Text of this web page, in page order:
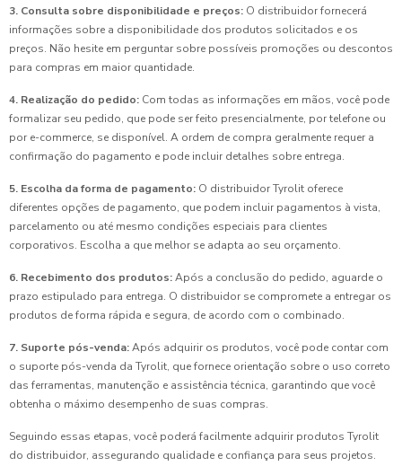
3. Consulta sobre disponibilidade e preços: O distribuidor fornecerá
informações sobre a disponibilidade dos produtos solicitados e os
preços. Não hesite em perguntar sobre possíveis promoções ou descontos
para compras em maior quantidade.
4. Realização do pedido: Com todas as informações em mãos, você pode
formalizar seu pedido, que pode ser feito presencialmente, por telefone ou
por e-commerce, se disponível. A ordem de compra geralmente requer a
confirmação do pagamento e pode incluir detalhes sobre entrega.
5. Escolha da forma de pagamento: O distribuidor Tyrolit oferece
diferentes opções de pagamento, que podem incluir pagamentos à vista,
parcelamento ou até mesmo condições especiais para clientes
corporativos. Escolha a que melhor se adapta ao seu orçamento.
6. Recebimento dos produtos:Após a conclusão do pedido, aguarde o
prazo estipulado para entrega. O distribuidor se compromete a entregar os
produtos de forma rápida e segura, de acordo com o combinado.
7. Suporte pós-venda:Após adquirir os produtos, você pode contar com
o suporte pós-venda da Tyrolit, que fornece orientação sobre o uso correto
das ferramentas, manutenção e assistência técnica, garantindo que você
obtenha o máximo desempenho de suas compras.
Seguindo essas etapas, você poderá facilmente adquirir produtos Tyrolit
do distribuidor, assegurando qualidade e confiança para seus projetos.